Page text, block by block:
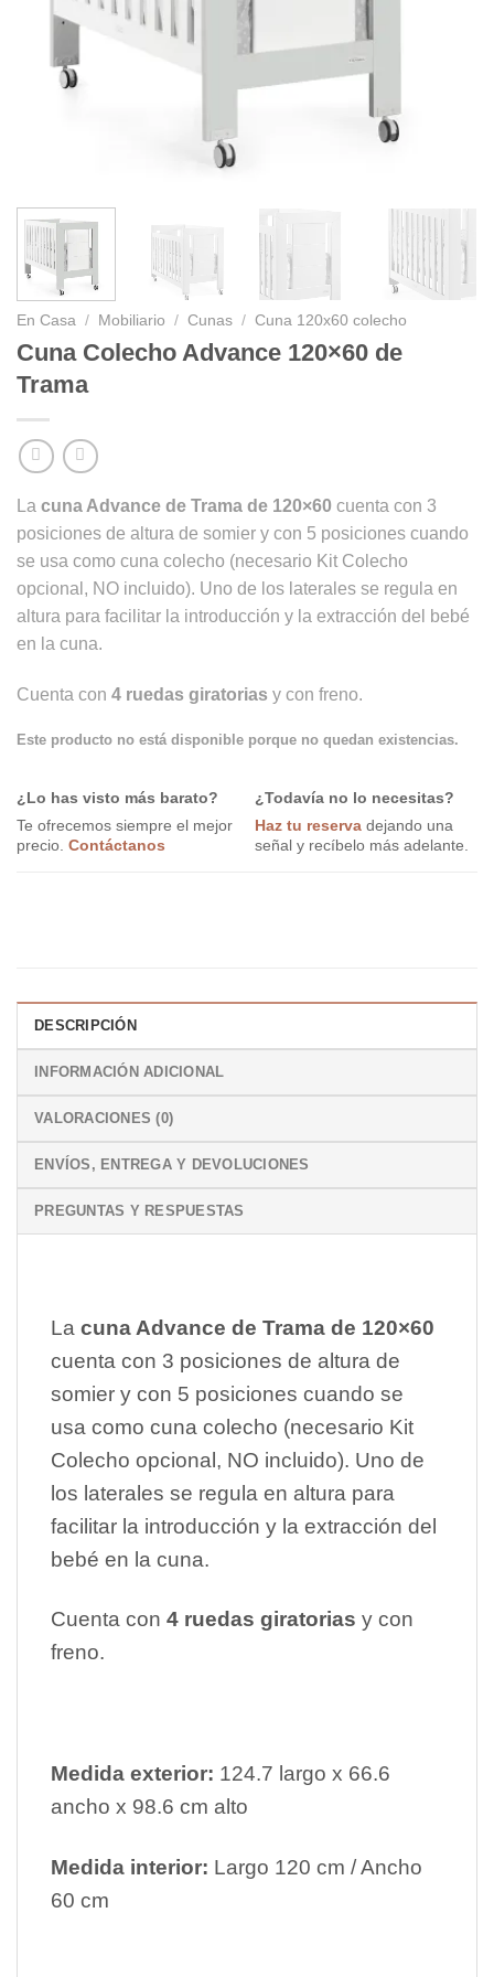
En Casa / Mobiliario / Cunas / Cuna 120x60 colecho
Cuna Colecho Advance 120×60 de
Trama
La cuna Advance de Trama de 120×60 cuenta con 3
posiciones de altura de somier y con 5 posiciones cuando
se usa como cuna colecho (necesario Kit Colecho
opcional, NO incluido). Uno de los laterales se regula en
altura para facilitar la introducción y la extracción del bebé
en la cuna.
Cuenta con 4 ruedas giratorias y con freno.
Este producto no está disponible porque no quedan existencias.
¿Lo has visto más barato?
Te ofrecemos siempre el mejor
precio. Contáctanos
¿Todavía no lo necesitas?
Haz tu reserva dejando una
señal y recíbelo más adelante.
DESCRIPCIÓN
INFORMACIÓN ADICIONAL
VALORACIONES (0)
ENVÍOS, ENTREGA Y DEVOLUCIONES
PREGUNTAS Y RESPUESTAS
La cuna Advance de Trama de 120×60
cuenta con 3 posiciones de altura de
somier y con 5 posiciones cuando se
usa como cuna colecho (necesario Kit
Colecho opcional, NO incluido). Uno de
los laterales se regula en altura para
facilitar la introducción y la extracción del
bebé en la cuna.
Cuenta con 4 ruedas giratorias y con
freno.
Medida exterior: 124.7 largo x 66.6
ancho x 98.6 cm alto
Medida interior: Largo 120 cm / Ancho
60 cm